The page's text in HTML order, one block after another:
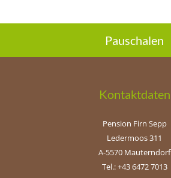
Pauschalen
Kontaktdaten
Pension Firn Sepp
Ledermoos 311
A-5570 Mauterndorf
Tel.: +43 6472 7013